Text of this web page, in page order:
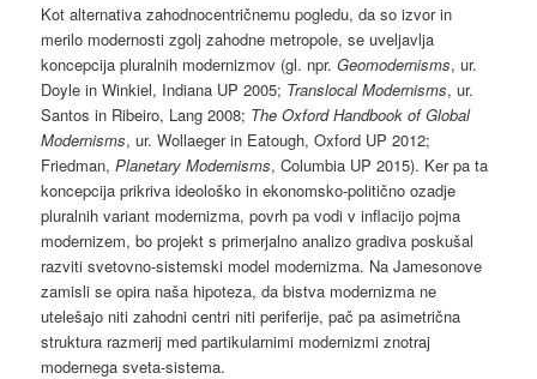
Kot alternativa zahodnocentričnemu pogledu, da so izvor in
merilo modernosti zgolj zahodne metropole, se uveljavlja
koncepcija pluralnih modernizmov (gl. npr.Geomodernisms, ur.
Doyle in Winkiel, Indiana UP 2005; Translocal Modernisms, ur.
Santos in Ribeiro, Lang 2008; The Oxford Handbook of Global
Modernisms, ur. Wollaeger in Eatough, Oxford UP 2012;
Friedman, Planetary Modernisms, Columbia UP 2015). Ker pa ta
koncepcija prikriva ideološko in ekonomsko-politično ozadje
pluralnih variant modernizma, povrh pa vodi v inflacijo pojma
modernizem, bo projekt s primerjalno analizo gradiva poskušal
razviti svetovno-sistemski model modernizma. Na Jamesonove
zamisli se opira naša hipoteza, da bistva modernizma ne
utelešajo niti zahodni centri niti periferije, pač pa asimetrična
struktura razmerij med partikularnimi modernizmi znotraj
modernega sveta-sistema.